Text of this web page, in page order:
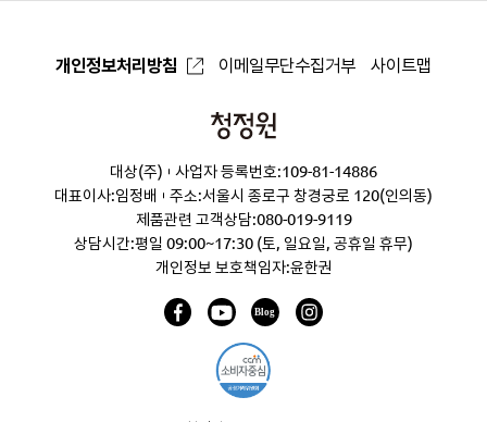
개인정보처리방침 이메일무단수집거부 사이트맵
청
원
대상(주)
사업자 등록번호:109-81-14886
대표이사:임정배
주소:서울시 종로구 창경궁로 120(인의동)
제품관련 고객상담:080-019-9119
상담시간:평일 09:00~17:30 (토, 일요일, 공휴일 휴무)
개인정보 보호책임자:윤한권